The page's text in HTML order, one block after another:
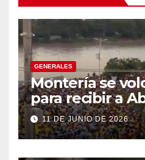
GENERALES
Montería se
para recibir a
Espriella
11 DE JUNIO DE 2026